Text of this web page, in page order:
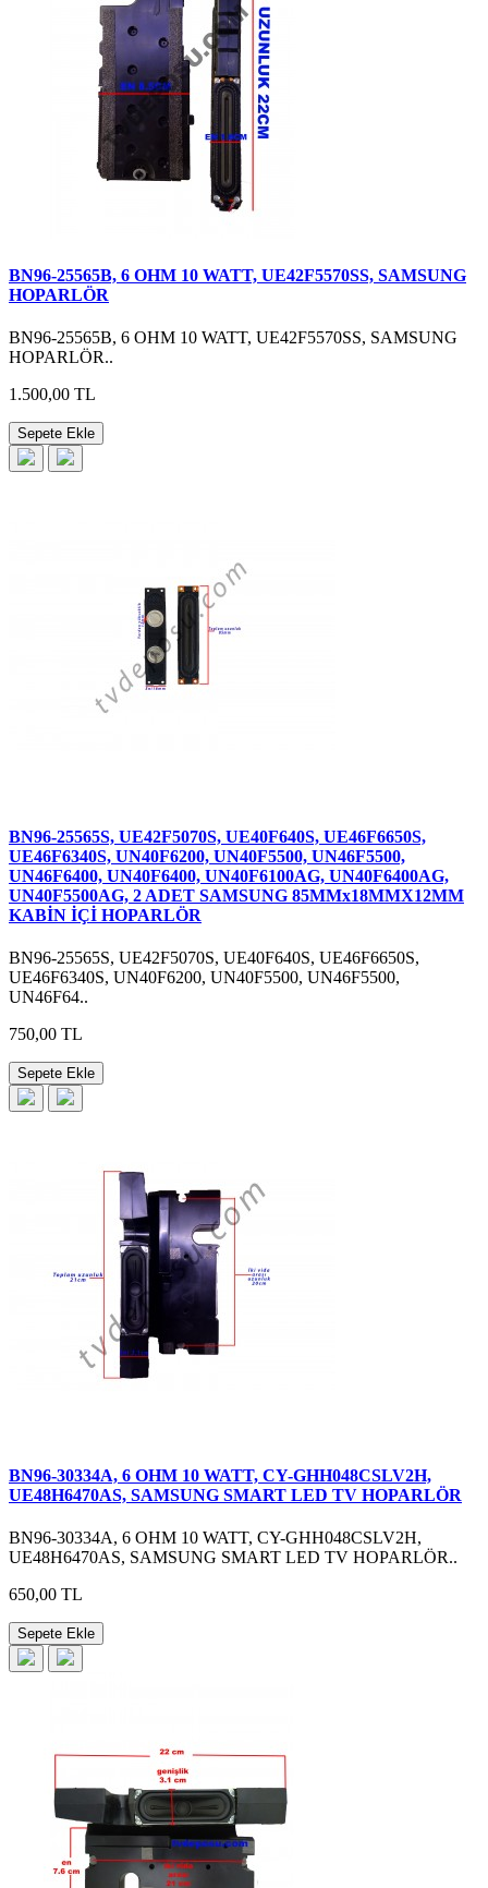
BN96-25565B, 6 OHM 10 WATT, UE42F5570SS, SAMSUNG
HOPARLÖR
BN96-25565B, 6 OHM 10 WATT, UE42F5570SS, SAMSUNG
HOPARLÖR..
1.500,00 TL
Sepete Ekle
BN96-25565S, UE42F5070S, UE40F640S, UE46F6650S,
UE46F6340S, UN40F6200, UN40F5500, UN46F5500,
UN46F6400, UN40F6400, UN40F6100AG, UN40F6400AG,
UN40F5500AG, 2 ADET SAMSUNG 85MMx18MMX12MM
KABİN İÇİ HOPARLÖR
BN96-25565S, UE42F5070S, UE40F640S, UE46F6650S,
UE46F6340S, UN40F6200, UN40F5500, UN46F5500,
UN46F64..
750,00 TL
Sepete Ekle
BN96-30334A, 6 OHM 10 WATT, CY-GHH048CSLV2H,
UE48H6470AS, SAMSUNG SMART LED TV HOPARLÖR
BN96-30334A, 6 OHM 10 WATT, CY-GHH048CSLV2H,
UE48H6470AS, SAMSUNG SMART LED TV HOPARLÖR..
650,00 TL
Sepete Ekle